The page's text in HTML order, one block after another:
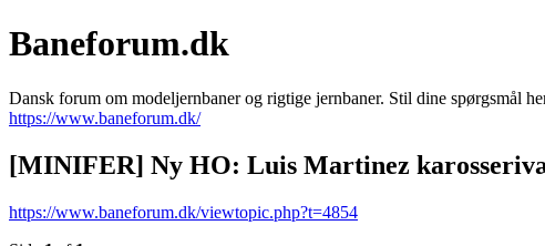
Baneforum.dk
Dansk forum om modeljernbaner og rigtige jernbaner. Stil dine spørgsmål
https://www.baneforum.dk/
[MINIFER] Ny HO: Luis Martinez
https://www.baneforum.dk/viewtopic.php?t=4854